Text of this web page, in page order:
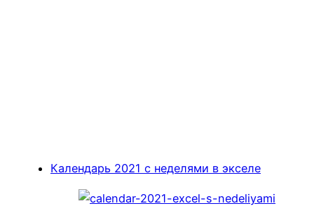
Календарь 2021 с неделями в экселе